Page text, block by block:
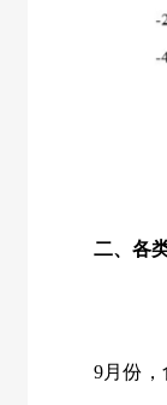
二、各类
9月份